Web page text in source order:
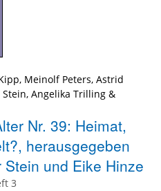
, Meinolf Peters, Astrid
, Angelika Trilling &
Nr. 39: Heimat,
herausgegeben
und Eike Hinze
3